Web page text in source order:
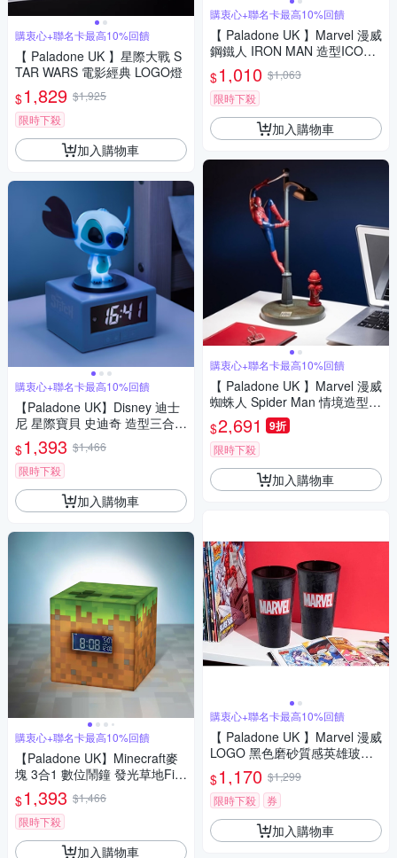
購衷心+聯名卡最高10%回饋
【 Paladone UK 】星際大戰 S
TAR WARS 電影經典 LOGO燈
$1,829 $1,925
限時下殺
加入購物車
購衷心+聯名卡最高10%回饋
【Paladone UK】Disney 迪士
尼 星際寶貝 史迪奇 造型三合一
鬧鐘發光夜燈
$1,393 $1,466
限時下殺
加入購物車
購衷心+聯名卡最高10%回饋
【Paladone UK】Minecraft麥
塊 3合1 數位鬧鐘 發光草地Fig
ure 氣氛燈
$1,393 $1,466
限時下殺
加入購物車
購衷心+聯名卡最高10%回饋
【 Paladone UK 】Marvel 漫威
鋼鐵人 IRON MAN 造型ICON
小夜燈
$1,010 $1,063
限時下殺
加入購物車
購衷心+聯名卡最高10%回饋
【 Paladone UK 】Marvel 漫威
蜘蛛人 Spider Man 情境造型U
SB桌燈 夜燈 氣氛燈
$2,691 9折
限時下殺
加入購物車
購衷心+聯名卡最高10%回饋
【 Paladone UK 】Marvel 漫威
LOGO 黑色磨砂質感英雄玻璃
杯 漫威水杯
$1,170 $1,299
限時下殺
券
加入購物車